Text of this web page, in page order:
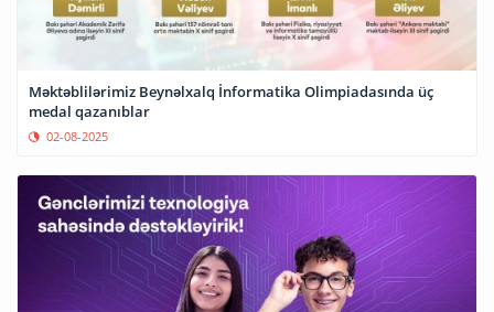
Məktəblilərimiz Beynəlxalq İnformatika Olimpiadasında üç
medal qazanıblar
02-08-2025